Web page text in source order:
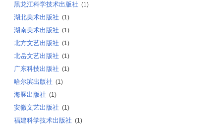
黑龙江科学技术出版社 (1)
湖北美术出版社 (1)
湖南美术出版社 (1)
北方文艺出版社 (1)
北岳文艺出版社 (1)
广东科技出版社 (1)
哈尔滨出版社 (1)
海豚出版社 (1)
安徽文艺出版社 (1)
福建科学技术出版社 (1)